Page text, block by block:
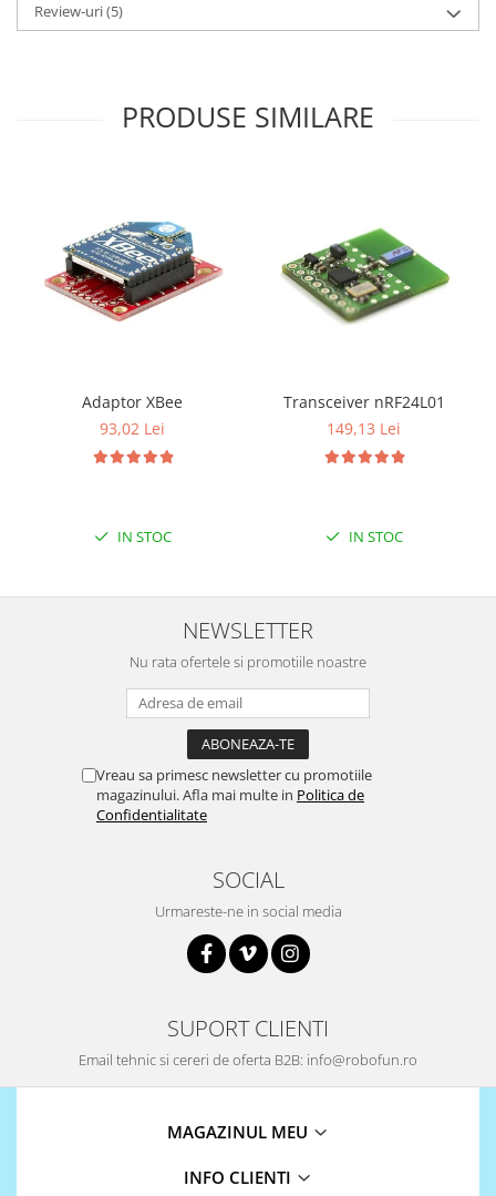
Review-uri(5)
PRODUSE SIMILARE
Adaptor XBee
93,02 Lei
IN STOC
Transceiver nRF24L01
149,13 Lei
IN STOC
NEWSLETTER
Nu rata ofertele si promotiile noastre
Vreau sa primesc newsletter cu promotiile
magazinului. Afla mai multe in Politica de
Confidentialitate
SOCIAL
Urmareste-ne in social media
SUPORT CLIENTI
Email tehnic si cereri de oferta B2B: info@robofun.ro
MAGAZINUL MEU
INFO CLIENTI